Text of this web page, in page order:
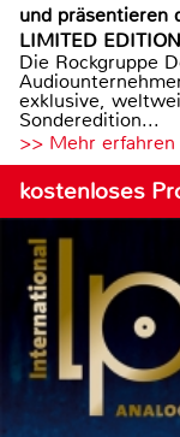
und präsentieren
LIMITED EDITION
Die Rockgruppe
exklusive,
Sonderedition...
>> Mehr erfahren
kostenloses